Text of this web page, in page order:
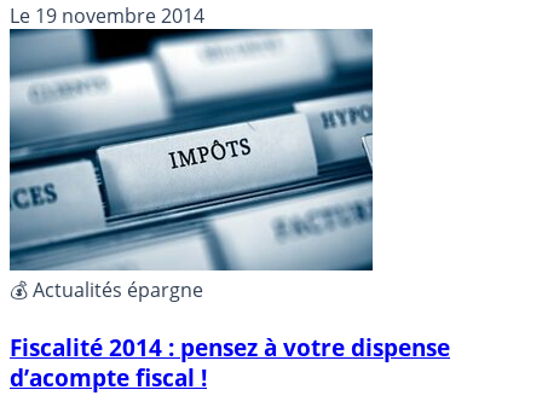
dividendes.
Le 19 novembre 2014
💰 Actualités épargne
Fiscalité 2014 : pensez à votre dispense
d’acompte fiscal !